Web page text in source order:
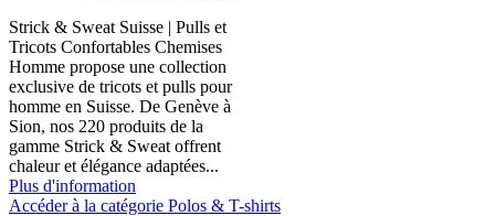
Strick & Sweat Suisse | Pulls et
Tricots Confortables Chemises
Homme propose une collection
exclusive de tricots et pulls pour
homme en Suisse. De Genève à
Sion, nos 220 produits de la
gamme Strick & Sweat offrent
chaleur et élégance adaptées...
Plus d'information
Accéder à la catégorie Polos & T-shirts